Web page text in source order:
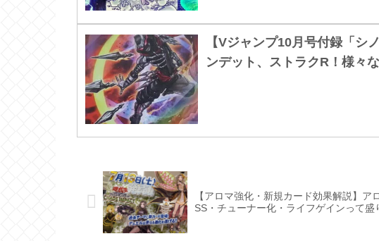
【Vジャンプ10月号付録「シ
ンデット、ストラクR！様々
【アロマ強化・新規カード効果解説】
SS・チューナー化・ライフゲインって盛